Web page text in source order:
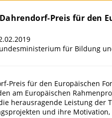
Preis für den
für Bildung
Preis für den Europäischen
am Europäischen
herausragende Leistung der
und ihre